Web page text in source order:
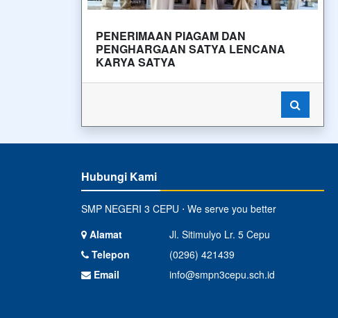
PENERIMAAN PIAGAM DAN
PENGHARGAAN SATYA LENCANA
KARYA SATYA
Hubungi Kami
SMP NEGERI 3 CEPU ⋅ We serve you better
Alamat
Jl. Sitimulyo Lr. 5 Cepu
Telepon
(0296) 421439
Email
info@smpn3cepu.sch.id